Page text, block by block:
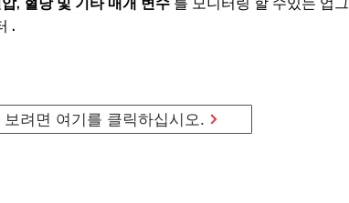
.
려면 여기를 클릭하십시오.